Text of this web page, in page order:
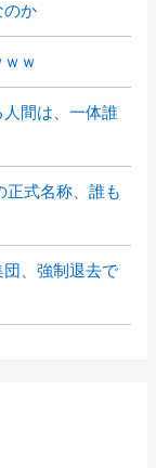
のか
ｗ
人間は、一体誰
正式名称、誰も
団、強制退去で